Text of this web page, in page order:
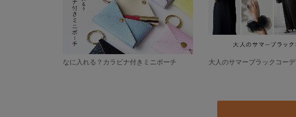
なに入れる？カラビナ付きミニポーチ 大人のサマーブラックコーデ